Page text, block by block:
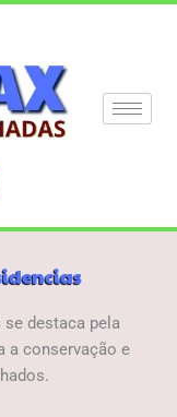
se destaca pela
a conservação e